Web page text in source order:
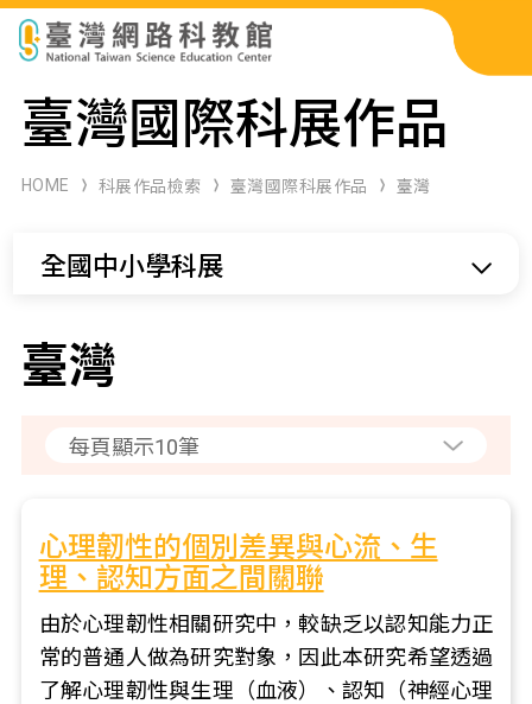
科展作品檢索
科學研習月刊
臺灣國際科展作品
HOME 科展作品檢索 臺灣國際科展作品 臺灣
全國中小學科展
臺灣
心理韌性的個別差異與心流、生
理、認知方面之間關聯
由於心理韌性相關研究中，較缺乏以認知能力正
常的普通人做為研究對象，因此本研究希望透過
了解心理韌性與生理（血液）、認知（神經心理